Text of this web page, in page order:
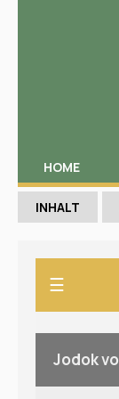
HOME
INHALT